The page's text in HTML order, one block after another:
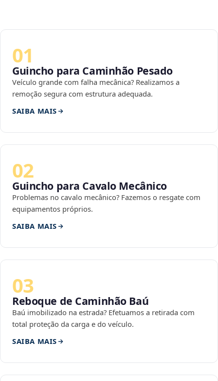
01
Guincho para Caminhão Pesado
Veículo grande com falha mecânica? Realizamos a
remoção segura com estrutura adequada.
SAIBA MAIS
02
Guincho para Cavalo Mecânico
Problemas no cavalo mecânico? Fazemos o resgate com
equipamentos próprios.
SAIBA MAIS
03
Reboque de Caminhão Baú
Baú imobilizado na estrada? Efetuamos a retirada com
total proteção da carga e do veículo.
SAIBA MAIS